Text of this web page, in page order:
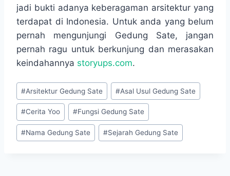
jadi bukti adanya keberagaman arsitektur yang
terdapat di Indonesia. Untuk anda yang belum
pernah mengunjungi Gedung Sate, jangan
pernah ragu untuk berkunjung dan merasakan
keindahannya storyups.com.
Post
Tags:
#Arsitektur Gedung Sate #Asal Usul Gedung Sate
#Cerita Yoo #Fungsi Gedung Sate
#Nama Gedung Sate #Sejarah Gedung Sate